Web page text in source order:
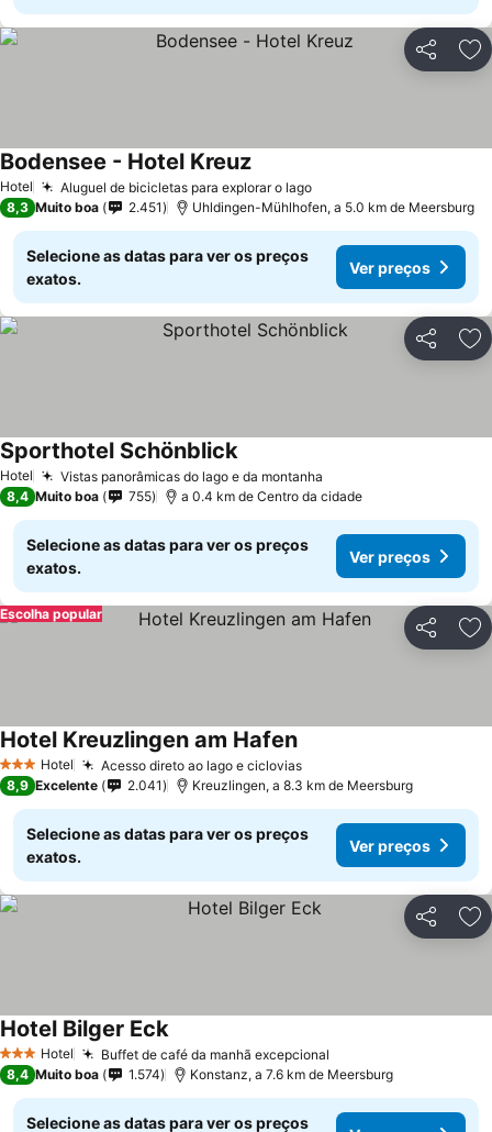
Partilhar
Hotel Aluguel de bicicletas para explorar o lago
Bodensee - Hotel Kreuz
8,3 Muito boa 2.451 Uhldingen-Mühlhofen, a 5.0 km de Meersburg
Selecione as datas para ver os preços
exatos.
Ver preços
Partilhar
Hotel Vistas panorâmicas do lago e da montanha
Sporthotel Schönblick
8,4 Muito boa 755 a 0.4 km de Centro da cidade
Selecione as datas para ver os preços
exatos.
Ver preços
Partilhar
Escolha popular
3 EstrelasHotel Acesso direto ao lago e ciclovias
Hotel Kreuzlingen am Hafen
8,9 Excelente 2.041 Kreuzlingen, a 8.3 km de Meersburg
Selecione as datas para ver os preços
exatos.
Ver preços
Partilhar
3 EstrelasHotel Buffet de café da manhã excepcional
Hotel Bilger Eck
8,4 Muito boa 1.574 Konstanz, a 7.6 km de Meersburg
Selecione as datas para ver os preços